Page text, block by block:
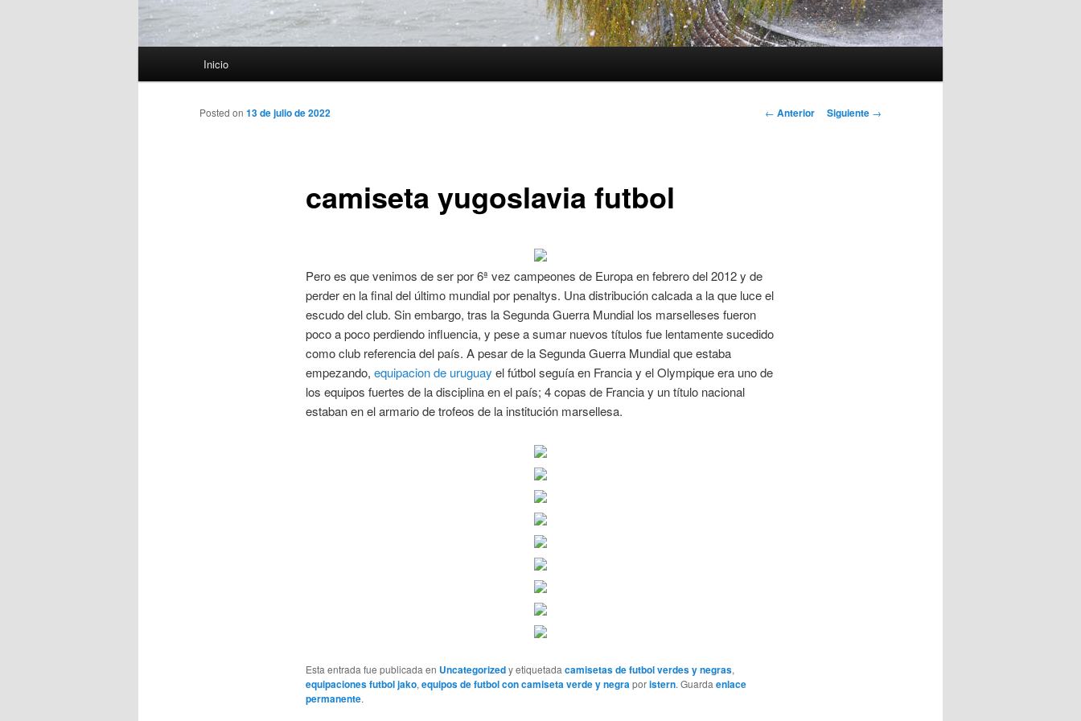
Inicio
Navegación
← Anterior Siguiente →
camiseta yugoslavia futbol
Posted on 13 de julio de 2022
Pero es que venimos de ser por 6ª vez campeones de Europa en febrero del 2012 y de
perder en la final del último mundial por penaltys. Una distribución calcada a la que luce el
escudo del club. Sin embargo, tras la Segunda Guerra Mundial los marselleses fueron
poco a poco perdiendo influencia, y pese a sumar nuevos títulos fue lentamente sucedido
como club referencia del país. A pesar de la Segunda Guerra Mundial que estaba
empezando, equipacion de uruguay el fútbol seguía en Francia y el Olympique era uno de
los equipos fuertes de la disciplina en el país; 4 copas de Francia y un título nacional
estaban en el armario de trofeos de la institución marsellesa.
Esta entrada fue publicada en Uncategorizedy etiquetadacamisetas de futbol verdes y negras,
equipaciones futbol jako,equipos de futbol con camiseta verde y negraporistern. Guardaenlace
permanente.